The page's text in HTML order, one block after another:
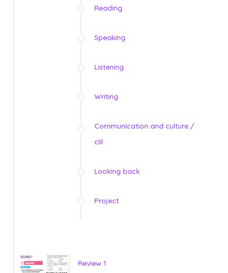
Reading
Speaking
Listening
Writing
Communication and culture /
clil
Looking back
Project
Review 1